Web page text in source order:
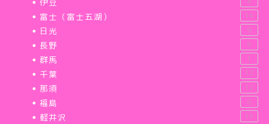
伊豆
富士（富士五湖） 14
日光 9
長野 8
群馬 1
千葉 12
那須 12
福島 8
軽井沢 15